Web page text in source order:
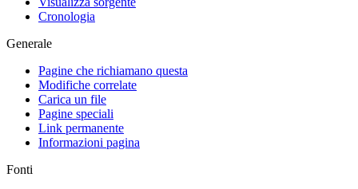
Cronologia
Generale
Pagine che richiamano questa
Modifiche correlate
Carica un file
Pagine speciali
Link permanente
Informazioni pagina
Fonti